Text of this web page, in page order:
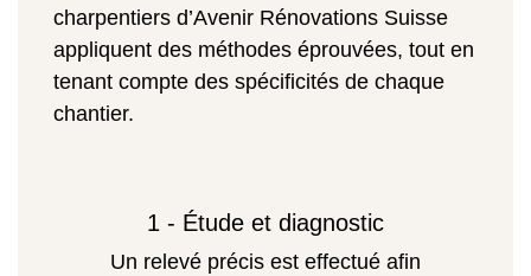
charpentiers d’Avenir Rénovations Suisse
appliquent des méthodes éprouvées, tout en
tenant compte des spécificités de chaque
chantier.
1 - Étude et diagnostic
Un relevé précis est effectué afin